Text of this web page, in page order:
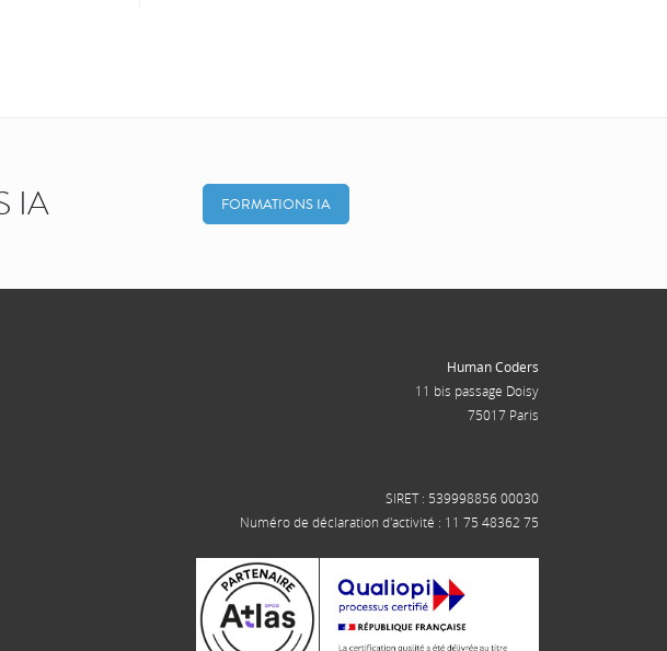
IA FORMATIONS IA
Human Coders
11 bis passage Doisy
75017 Paris
SIRET : 539998856 00030
Numéro de déclaration d'activité : 11 75 48362 75